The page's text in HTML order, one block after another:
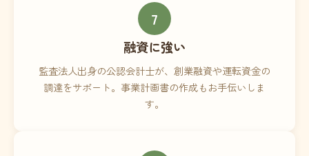
7
融資に強い
監査法人出身の公認会計士が、創業融資や運転資金の
調達をサポート。事業計画書の作成もお手伝いしま
す。